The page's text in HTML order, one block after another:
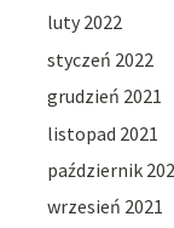
luty 2022
styczeń 2022
grudzień 2021
listopad 2021
październik
wrzesień 2021